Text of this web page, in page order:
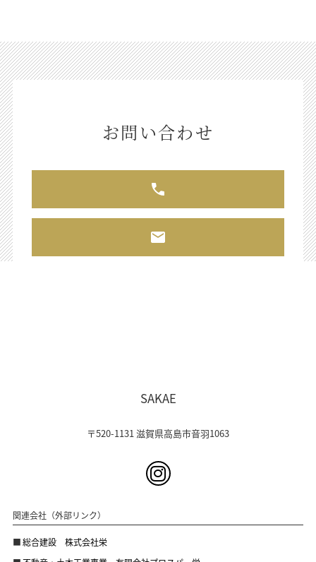
お問い合わせ
SAKAE
〒520-1131 滋賀県高島市音羽1063
関連会社（外部リンク）
総合建設 株式会社栄